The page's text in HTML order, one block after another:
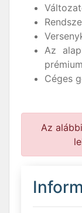
Az
prémium
Céges
Az